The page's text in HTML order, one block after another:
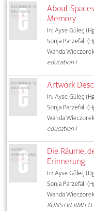
About
Memory
In: Ayse Güleç
Sonja Parzefall
Wanda
education I
Artwork
In: Ayse Güleç
Sonja Parzefall
Wanda
education I
Die Räume,
Erinnerung
In: Ayse Güleç
Sonja Parzefall
Wanda